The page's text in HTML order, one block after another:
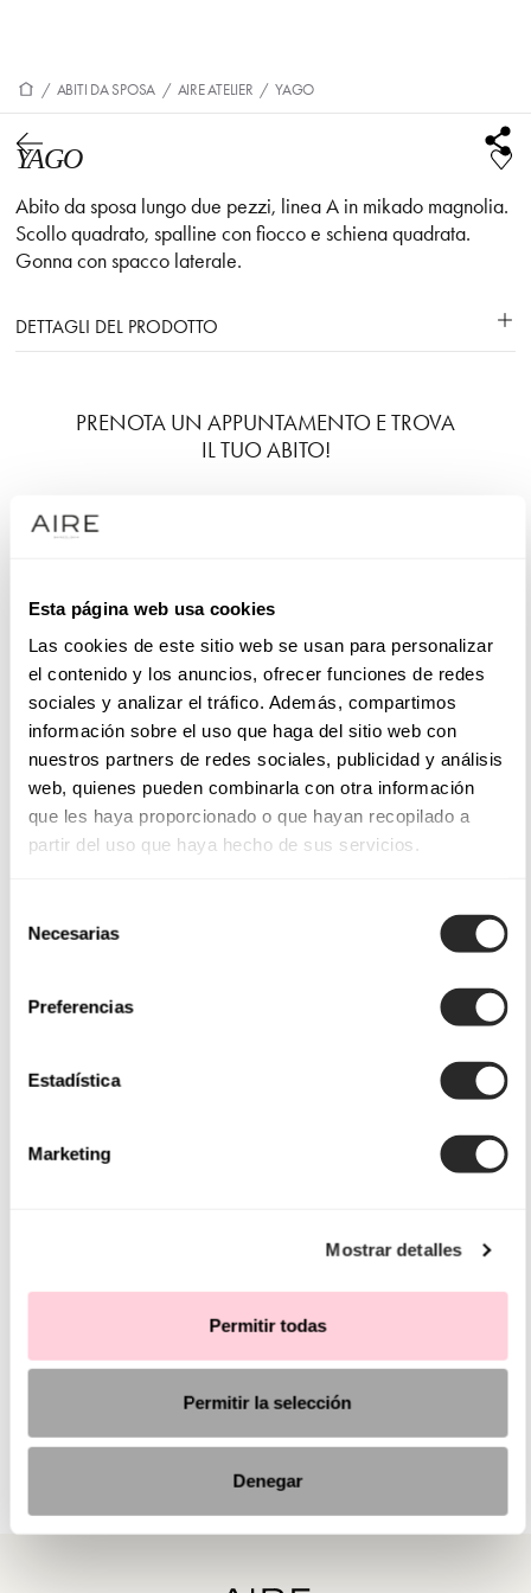
Esta página web usa cookies
Las cookies de este sitio web se usan para personalizar
el contenido y los anuncios, ofrecer funciones de redes
sociales y analizar el tráfico. Además, compartimos
información sobre el uso que haga del sitio web con
nuestros partners de redes sociales, publicidad y análisis
web, quienes pueden combinarla con otra información
que les haya proporcionado o que hayan recopilado a
partir del uso que haya hecho de sus servicios.
Necesarias
Preferencias
Estadística
Marketing
Mostrar detalles
Permitir todas
Permitir la selección
Denegar
/ ABITI DA SPOSA / AIRE ATELIER / YAGO
YAGO
Abito da sposa lungo due pezzi, linea A in mikado magnolia.
Scollo quadrato, spalline con fiocco e schiena quadrata.
Gonna con spacco laterale.
DETTAGLI DEL PRODOTTO
PRENOTA UN APPUNTAMENTO E TROVA
IL TUO ABITO!